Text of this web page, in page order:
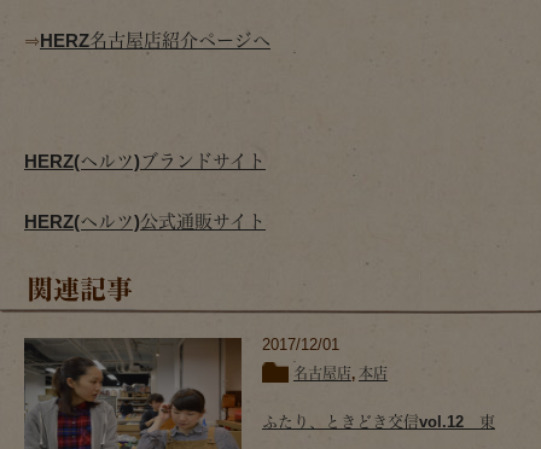
⇒HERZ名古屋店紹介ページへ
HERZ(ヘルツ)ブランドサイト
HERZ(ヘルツ)公式通販サイト
関連記事
2017/12/01
名古屋店, 本店
ふたり、ときどき交信vol.12 東